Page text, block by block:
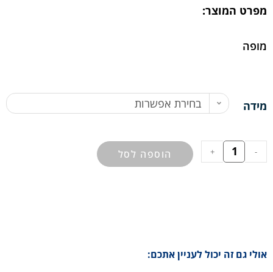
מפרט המוצר:
מופה
מידה בחירת אפשרות
-
+ הוספה לסל
אולי גם זה יכול לעניין אתכם: